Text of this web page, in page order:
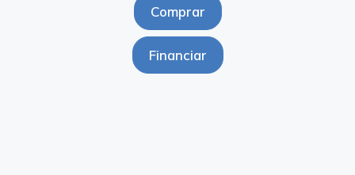
Comprar
Financiar